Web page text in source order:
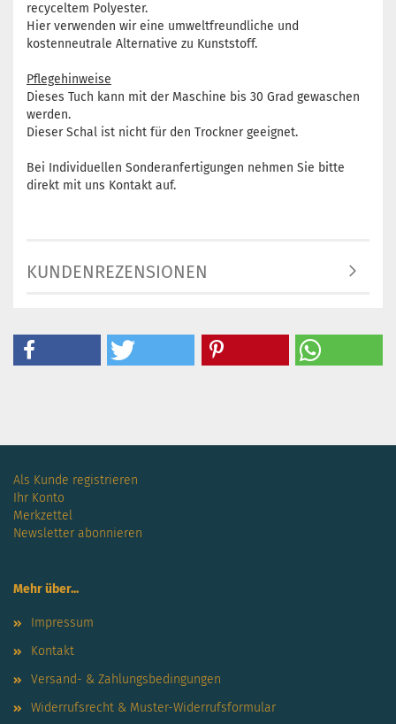
recyceltem Polyester.
Hier verwenden wir eine umweltfreundliche und
kostenneutrale Alternative zu Kunststoff.
Pflegehinweise
Dieses Tuch kann mit der Maschine bis 30 Grad gewaschen
werden.
Dieser Schal ist nicht für den Trockner geeignet.
Bei Individuellen Sonderanfertigungen nehmen Sie bitte
direkt mit uns Kontakt auf.
KUNDENREZENSIONEN
Als Kunde registrieren
Ihr Konto
Merkzettel
Newsletter abonnieren
Mehr über...
Impressum
Kontakt
Versand- & Zahlungsbedingungen
Widerrufsrecht & Muster-Widerrufsformular